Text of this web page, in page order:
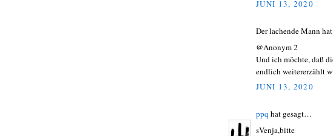
JUNI 13, 2020
Der lachende Mann
@Anonym 2
Und ich möchte, daß
endlich weitererzählt
JUNI 13, 2020
ppq hat gesagt…
sVenja,bitte